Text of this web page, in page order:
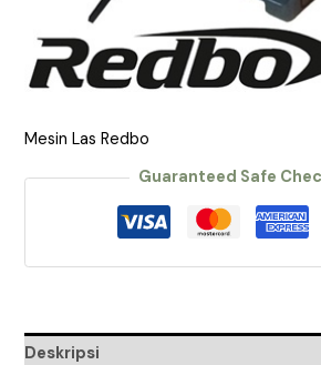
Mesin Las Redbo
Guaranteed Safe
Deskripsi